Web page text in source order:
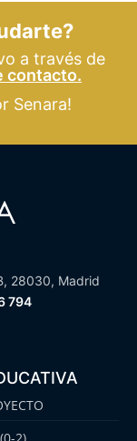
a través de
contacto.
Senara!
28030, Madrid
794